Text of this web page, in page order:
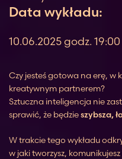
Data wykładu:
10.06.2025 godz. 19:00
Czy jesteś gotowa na erę, w
kreatywnym partnerem?
Sztuczna inteligencja nie
sprawić, że będzieszybsza,
W trakcie tego wykładu
w jaki tworzysz,